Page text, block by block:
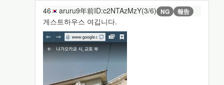
46 aruru9年前ID:c2NTAzMzY(3/6) NG 報告
게스트하우스 여깁니다.